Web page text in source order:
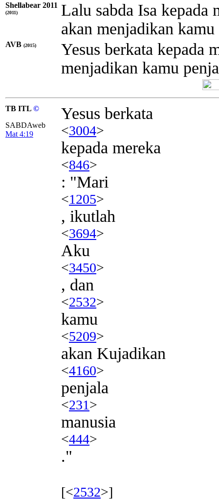
Shellabear 2011
(2011)
Lalu sabda Isa
akan menjadikan
AVB (2015)
Yesus berkata kepada
menjadikan kamu
TB ITL ©
SABDAweb
Mat 4:19
Yesus berkata
<3004>
kepada mereka
<846>
: "Mari
<1205>
, ikutlah
<3694>
Aku
<3450>
, dan
<2532>
kamu
<5209>
akan Kujadikan
<4160>
penjala
<231>
manusia
<444>
."
[<2532>]